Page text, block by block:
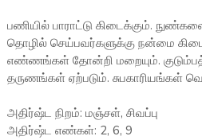
பணியில் பாராட்டு கிடைக்கும்.
தொழில் செய்பவர்களுக்கு நன்மை
எண்ணங்கள் தோன்றி மறையும்.
தருணங்கள் ஏற்படும். சுபகாரியங்கள்
அதிர்ஷ்ட நிறம்: மஞ்சள், சிவப்பு
அதிர்ஷ்ட எண்கள்: 2, 6, 9